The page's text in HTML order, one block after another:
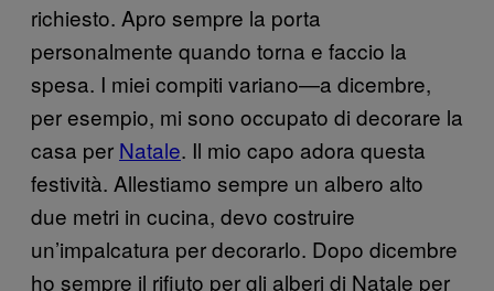
richiesto. Apro sempre la porta
personalmente quando torna e faccio la
spesa. I miei compiti variano—a dicembre,
per esempio, mi sono occupato di decorare la
casa per Natale. Il mio capo adora questa
festività. Allestiamo sempre un albero alto
due metri in cucina, devo costruire
un’impalcatura per decorarlo. Dopo dicembre
ho sempre il rifiuto per gli alberi di Natale per